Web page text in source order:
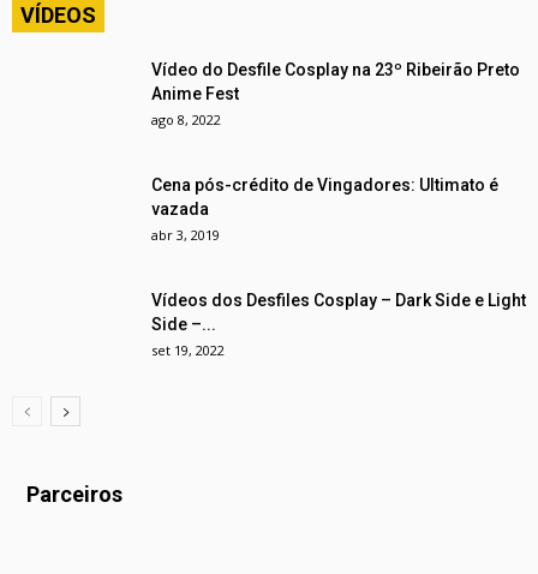
VÍDEOS
Vídeo do Desfile Cosplay na 23º Ribeirão Preto
Anime Fest
ago 8, 2022
Cena pós-crédito de Vingadores: Ultimato é
vazada
abr 3, 2019
Vídeos dos Desfiles Cosplay – Dark Side e Light
Side –...
set 19, 2022
Parceiros